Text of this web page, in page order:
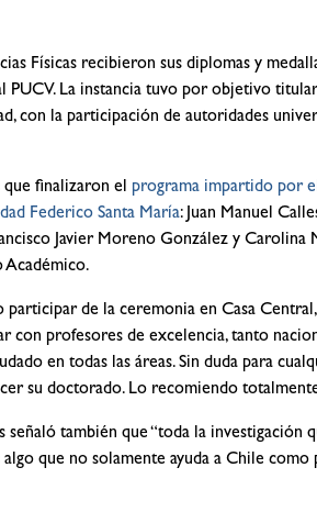
Físicas recibieron sus diplomas y
La instancia tuvo por objetivo
con la participación de autoridades
finalizaron el programa impartido por
Federico Santa María: Juan Manuel
Javier Moreno González y Carolina
Académico.
participar de la ceremonia en Casa
con profesores de excelencia, tanto
en todas las áreas. Sin duda para
su doctorado. Lo recomiendo
también que “toda la investigación
que no solamente ayuda a Chile como